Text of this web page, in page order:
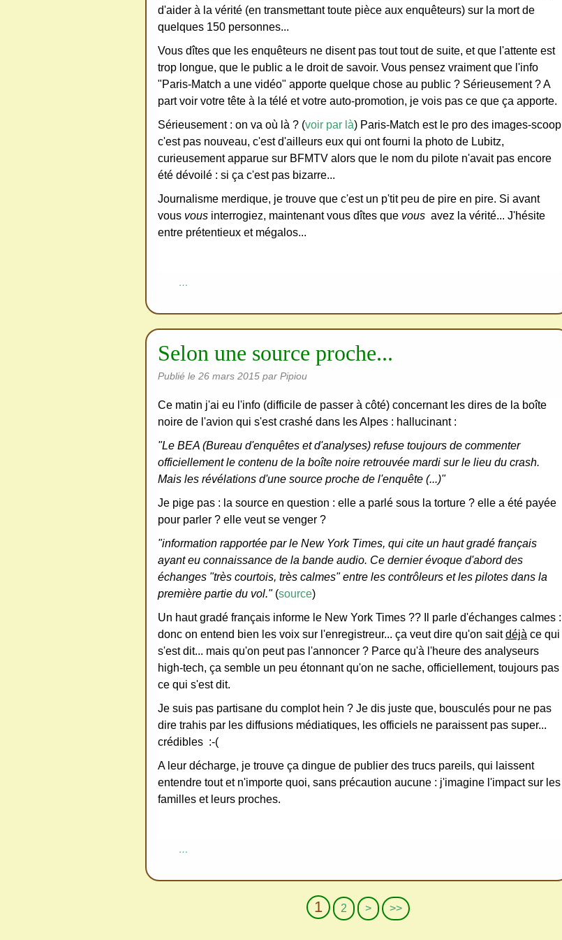
d'aider à la vérité (en transmettant toute pièce aux enquêteurs) sur la mort de
quelques 150 personnes...
Vous dîtes que les enquêteurs ne disent pas tout tout de suite, et que l'attente est
trop longue, que le public a le droit de savoir. Vous pensez vraiment que l'info
"Paris-Match a une vidéo" apporte quelque chose au public ? Sérieusement ? A
part voir votre tête à la télé et votre auto-promotion, je vois pas ce que ça apporte.
Sérieusement : on va où là ? (voir par là) Paris-Match est le pro des images-scoop
c'est pas nouveau, c'est d'ailleurs eux qui ont fourni la photo de Lubitz,
curieusement apparue sur BFMTV alors que le nom du pilote n'avait pas encore
été dévoilé : si ça c'est pas bizarre...
Journalisme merdique, je trouve que c'est un p'tit peu de pire en pire. Si avant
vous vous interrogiez, maintenant vous dîtes que vous avez la vérité... J'hésite
entre prétentieux et mégalos...
…
Selon une source proche...
Publié le 26 mars 2015 par Pipiou
Ce matin j'ai eu l'info (difficile de passer à côté) concernant les dires de la boîte
noire de l'avion qui s'est crashé dans les Alpes : hallucinant :
"Le BEA (Bureau d'enquêtes et d'analyses) refuse toujours de commenter
officiellement le contenu de la boîte noire retrouvée mardi sur le lieu du crash.
Mais les révélations d'une source proche de l'enquête (...)"
Je pige pas : la source en question : elle a parlé sous la torture ? elle a été payée
pour parler ? elle veut se venger ?
"information rapportée par le New York Times, qui cite un haut gradé français
ayant eu connaissance de la bande audio. Ce dernier évoque d'abord des
échanges "très courtois, très calmes" entre les contrôleurs et les pilotes dans la
première partie du vol."(source)
Un haut gradé français informe le New York Times ?? Il parle d'échanges calmes :
donc on entend bien les voix sur l'enregistreur... ça veut dire qu'on saitdéjà ce qui
s'est dit... mais qu'on peut pas l'annoncer ? Parce qu'à l'heure des analyseurs
high-tech, ça semble un peu étonnant qu'on ne sache, officiellement, toujours pas
ce qui s'est dit.
Je suis pas partisane du complot hein ? Je dis juste que, bousculés pour ne pas
dire trahis par les diffusions médiatiques, les officiels ne paraissent pas super...
crédibles :-(
A leur décharge, je trouve ça dingue de publier des trucs pareils, qui laissent
entendre tout et n'importe quoi, sans précaution aucune : j'imagine l'impact sur les
familles et leurs proches.
…
1 2 > >>